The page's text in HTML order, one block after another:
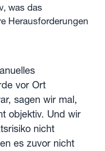
was das
Herausforderungen
vor Ort
sagen wir mal,
objektiv. Und wir
nicht
es zuvor nicht